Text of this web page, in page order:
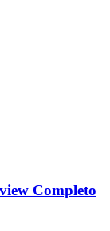
Completo